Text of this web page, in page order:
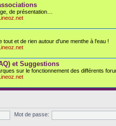
de présentation…
tout et de rien autour d'une menthe à l'eau !
et Suggestions
sur le fonctionnement des différents
Mot de passe: